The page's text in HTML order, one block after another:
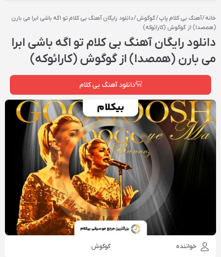
خانه/آهنگ بی کلام پاپ/گوگوش/ دانلود رایگان آهنگ بی کلام تو اگه باشی ابرا می بارن
(همصدا) از گوگوش (کارائوکه)
دانلود رایگان آهنگ بی کلام تو اگه باشی ابرا
می بارن (همصدا) از گوگوش (کارائوکه)
دانلود آهنگ بی کلام
خواننده گوگوش